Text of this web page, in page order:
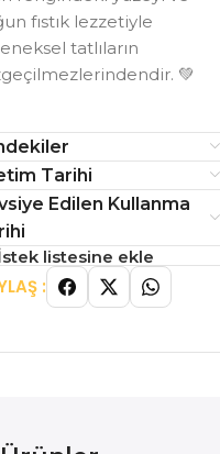
fıstık lezzetiyle
tatlıların
💚
Tarihi
Edilen Kullanma
listesine ekle
: